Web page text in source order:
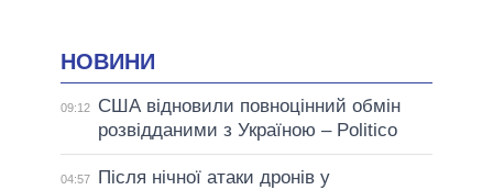
НОВИНИ
09:12
США відновили повноцінний обмін
розвідданими з Україною – Politico
04:57
Після нічної атаки дронів у